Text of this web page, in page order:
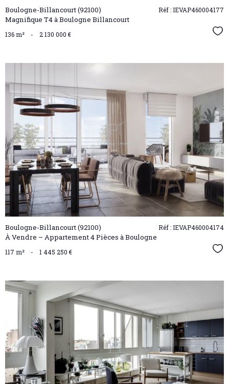
Boulogne-Billancourt (92100)
Magnifique T4 à Boulogne Billancourt
Réf : IEVAP460004177
136 m² - 2 130 000 €
VOIR LE
BIEN
Boulogne-Billancourt (92100)
À Vendre – Appartement 4 Pièces à Boulogne
Réf : IEVAP460004174
117 m² - 1 445 250 €
VOIR LE
BIEN